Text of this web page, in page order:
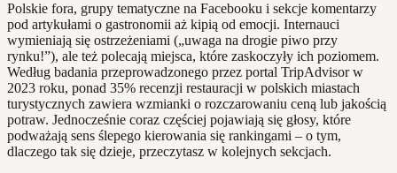
Polskie fora, grupy tematyczne na Facebooku i sekcje komentarzy
pod artykułami o gastronomii aż kipią od emocji. Internauci
wymieniają się ostrzeżeniami („uwaga na drogie piwo przy
rynku!”), ale też polecają miejsca, które zaskoczyły ich poziomem.
Według badania przeprowadzonego przez portal TripAdvisor w
2023 roku, ponad 35% recenzji restauracji w polskich miastach
turystycznych zawiera wzmianki o rozczarowaniu ceną lub jakością
potraw. Jednocześnie coraz częściej pojawiają się głosy, które
podważają sens ślepego kierowania się rankingami – o tym,
dlaczego tak się dzieje, przeczytasz w kolejnych sekcjach.